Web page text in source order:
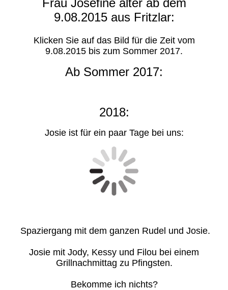
Frau Josefine älter ab dem
9.08.2015 aus Fritzlar:
Klicken Sie auf das Bild für die Zeit vom
9.08.2015 bis zum Sommer 2017.
Ab Sommer 2017:
2018:
Josie ist für ein paar Tage bei uns:
Spaziergang mit dem ganzen Rudel und Josie.
Josie mit Jody, Kessy und Filou bei einem
Grillnachmittag zu Pfingsten.
Bekomme ich nichts?